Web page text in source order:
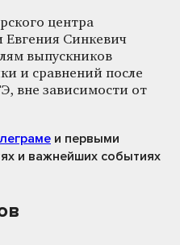
центра
Синкевич
выпускников
и сравнений после
вне зависимости от
и первыми
и важнейших событиях